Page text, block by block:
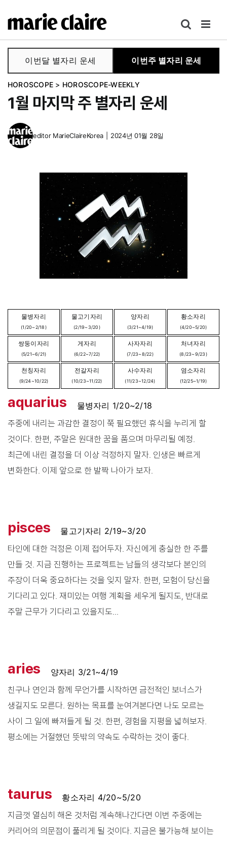
텐
로
너
이번달 별자리 운세 이번주 별자리 운세
HOROSCOPE > HOROSCOPE-WEEKLY
1월 마지막 주 별자리 운세
editor MarieClaireKorea 2024년 01월 28일
물병자리
(1/20~2/18)
물고기자리
(2/19~3/20)
양자리
(3/21~4/19)
황소자리
(4/20~5/20)
쌍둥이자리
(5/21~6/21)
게자리
(6/22~7/22)
사자자리
(7/23~8/22)
처녀자리
(8/23~9/23)
천칭자리
(9/24~10/22)
전갈자리
(10/23~11/22)
사수자리
(11/23~12/24)
염소자리
(12/25~1/19)
aquarius
물병자리 1/20~2/18
주중에 내리는 과감한 결정이 쭉 필요했던 휴식을 누리게 할
것이다. 한편, 주말은 원대한 꿈을 품으며 마무리될 예정.
최근에 내린 결정을 더 이상 걱정하지 말자. 인생은 빠르게
변화한다. 이제 앞으로 한 발짝 나아가 보자.
pisces
물고기자리 2/19~3/20
타인에 대한 걱정은 이제 접어두자. 자신에게 충실한 한 주를
만들 것. 지금 진행하는 프로젝트는 남들의 생각보다 본인의
주장이 더욱 중요하다는 것을 잊지 말자. 한편, 모험이 당신을
기다리고 있다. 재미있는 여행 계획을 세우게 될지도, 반대로
주말 근무가 기다리고 있을지도...
aries
양자리 3/21~4/19
친구나 연인과 함께 무언가를 시작하면 금전적인 보너스가
생길지도 모른다. 원하는 목표를 눈여겨본다면 나도 모르는
사이 그 일에 빠져들게 될 것. 한편, 경험을 지평을 넓혀보자.
평소에는 거절했던 뜻밖의 약속도 수락하는 것이 좋다.
taurus
황소자리 4/20~5/20
지금껏 열심히 해온 것처럼 계속해나간다면 이번 주중에는
커리어의 의문점이 풀리게 될 것이다. 지금은 불가능해 보이는